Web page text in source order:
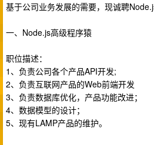
基于公司业务发展的需要，现诚聘
一、Node.js高级程序猿
职位描述：
1、负责公司各个产品API开发;
2、负责互联网产品的Web前端开发
3、负责数据库优化，产品功能改进；
4、数据模型的设计；
5、现有LAMP产品的维护。